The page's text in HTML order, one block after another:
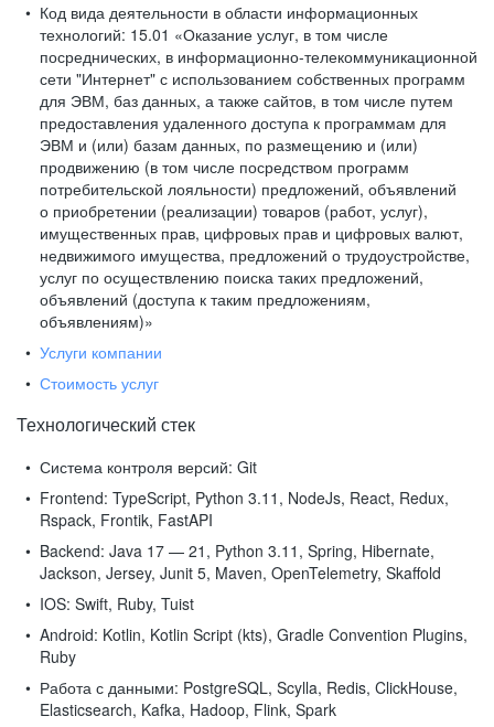
Код вида деятельности в области информационных
технологий: 15.01 «Оказание услуг, в том числе
посреднических, в информационно-телекоммуникационной
сети "Интернет" с использованием собственных программ
для ЭВМ, баз данных, а также сайтов, в том числе путем
предоставления удаленного доступа к программам для
ЭВМ и (или) базам данных, по размещению и (или)
продвижению (в том числе посредством программ
потребительской лояльности) предложений, объявлений
о приобретении (реализации) товаров (работ, услуг),
имущественных прав, цифровых прав и цифровых валют,
недвижимого имущества, предложений о трудоустройстве,
услуг по осуществлению поиска таких предложений,
объявлений (доступа к таким предложениям,
объявлениям)»
Услуги компании
Стоимость услуг
Технологический стек
Система контроля версий: Git
Frontend: TypeScript, Python 3.11, NodeJs, React, Redux,
Rspack, Frontik, FastAPI
Backend: Java 17 — 21, Python 3.11, Spring, Hibernate,
Jackson, Jersey, Junit 5, Maven, OpenTelemetry, Skaffold
IOS: Swift, Ruby, Tuist
Android: Kotlin, Kotlin Script (kts), Gradle Convention Plugins,
Ruby
Работа с данными: PostgreSQL, Scylla, Redis, ClickHouse,
Elasticsearch, Kafka, Hadoop, Flink, Spark